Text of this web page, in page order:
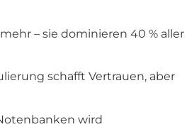
– sie dominieren 40 % aller
schafft Vertrauen, aber
wird